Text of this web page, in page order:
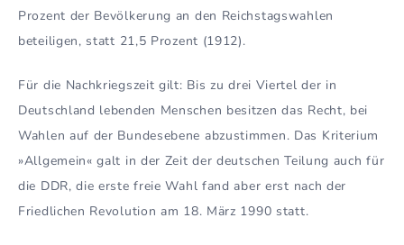
Prozent der Bevölkerung an den Reichstagswahlen
beteiligen, statt 21,5 Prozent (1912).
Für die Nachkriegszeit gilt: Bis zu drei Viertel der in
Deutschland lebenden Menschen besitzen das Recht, bei
Wahlen auf der Bundesebene abzustimmen. Das Kriterium
»Allgemein« galt in der Zeit der deutschen Teilung auch für
die DDR, die erste freie Wahl fand aber erst nach der
Friedlichen Revolution am 18. März 1990 statt.